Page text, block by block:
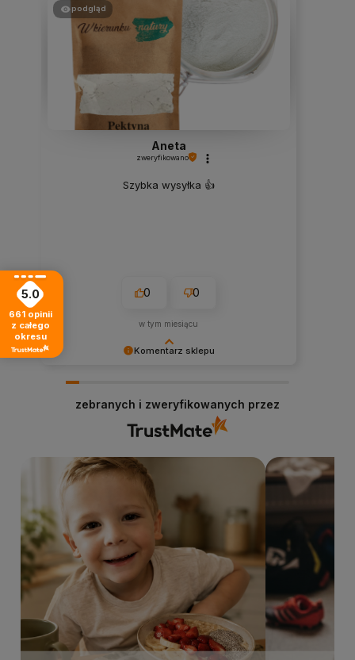
Komentarz sklepu
podgląd
Aneta
zweryfikowano
Szybka wysyłka 👍️
0 0
w tym miesiącu
zebranych i zweryfikowanych przez
5.0
661 opinii
z całego
okresu